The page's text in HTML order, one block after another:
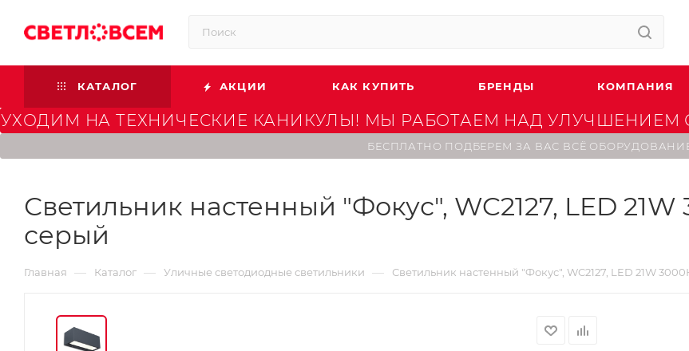
КАТАЛОГ АКЦИИ КАК КУПИТЬ БРЕНДЫ КОМПАНИЯ
УХОДИМ НА ТЕХНИЧЕСКИЕ КАНИКУЛЫ! МЫ РАБОТАЕМ НАД УЛУЧШЕНИЕМ
БЕСПЛАТНО ПОДБЕРЕМ ЗА ВАС ВСЁ
Светильник наcтенный "Фокус", WC2127, LED
серый
Главная — Каталог — Уличные светодиодные светильники — Светильник наcтенный "Фокус", WC2127, LED 21W